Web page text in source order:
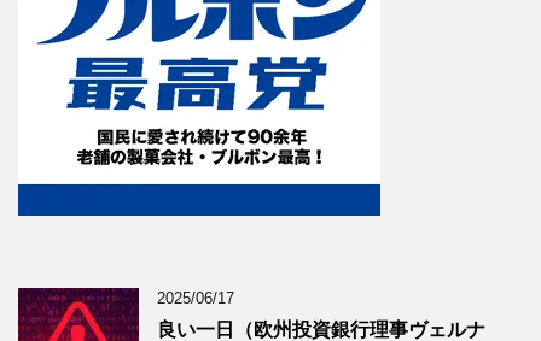
2025/06/17
良い一日（欧州投資銀行理事ヴェルナ